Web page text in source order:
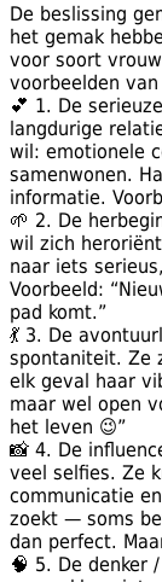
De beslissing
het gemak
voor soort
voorbeelden
💕 1. De
langdurige
wil: emotionele
samenwonen.
informatie.
🌱 2. De
wil zich
naar iets
Voorbeeld:
pad komt.”
💃 3. De
spontaniteit. Ze
elk geval haar
maar wel open
het leven 😉”
📸 4. De
veel selfies. Ze
communicatie
zoekt — soms
dan perfect.
🧠 5. De denker